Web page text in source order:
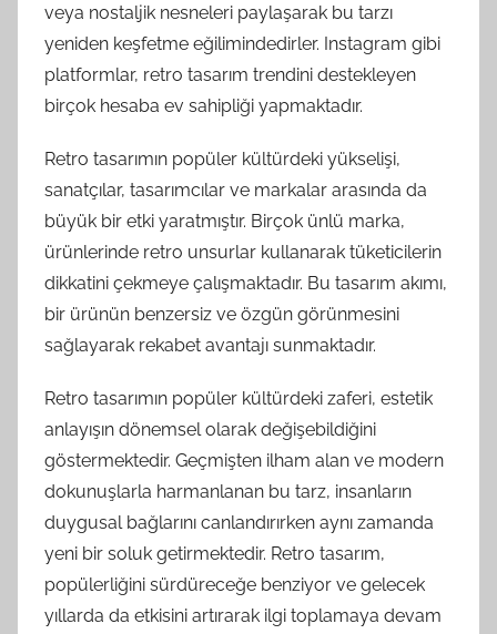
veya nostaljik nesneleri paylaşarak bu tarzı
yeniden keşfetme eğilimindedirler. Instagram gibi
platformlar, retro tasarım trendini destekleyen
birçok hesaba ev sahipliği yapmaktadır.
Retro tasarımın popüler kültürdeki yükselişi,
sanatçılar, tasarımcılar ve markalar arasında da
büyük bir etki yaratmıştır. Birçok ünlü marka,
ürünlerinde retro unsurlar kullanarak tüketicilerin
dikkatini çekmeye çalışmaktadır. Bu tasarım akımı,
bir ürünün benzersiz ve özgün görünmesini
sağlayarak rekabet avantajı sunmaktadır.
Retro tasarımın popüler kültürdeki zaferi, estetik
anlayışın dönemsel olarak değişebildiğini
göstermektedir. Geçmişten ilham alan ve modern
dokunuşlarla harmanlanan bu tarz, insanların
duygusal bağlarını canlandırırken aynı zamanda
yeni bir soluk getirmektedir. Retro tasarım,
popülerliğini sürdüreceğe benziyor ve gelecek
yıllarda da etkisini artırarak ilgi toplamaya devam